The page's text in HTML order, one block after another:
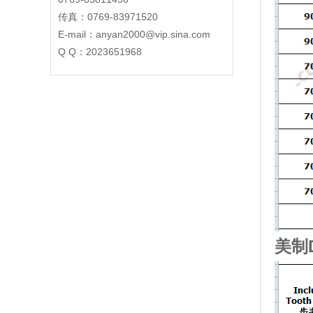
传真：0769-83971520
E-mail：anyan2000@vip.sina.com
Q Q：2023651968
美制